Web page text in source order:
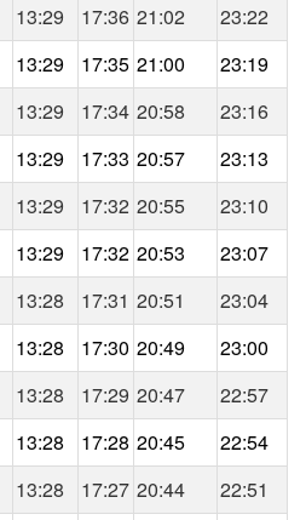
13:29 17:36 21:02
23:22
13:29 17:35 21:00
23:19
13:29 17:34 20:58
23:16
13:29 17:33 20:57
23:13
13:29 17:32 20:55
23:10
13:29 17:32 20:53
23:07
13:28 17:31 20:51
23:04
13:28 17:30 20:49
23:00
13:28 17:29 20:47
22:57
13:28 17:28 20:45
22:54
13:28 17:27 20:44
22:51